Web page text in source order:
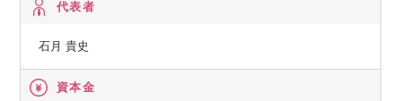
代表者
石月 貴史
資本金